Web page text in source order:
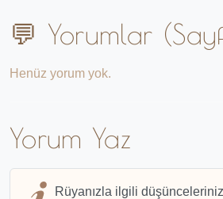
💬 Yorumlar
Henüz yorum yok.
Yorum Yaz
Rüyanızla ilgili